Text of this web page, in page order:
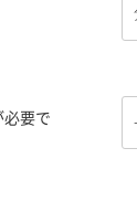
必要で